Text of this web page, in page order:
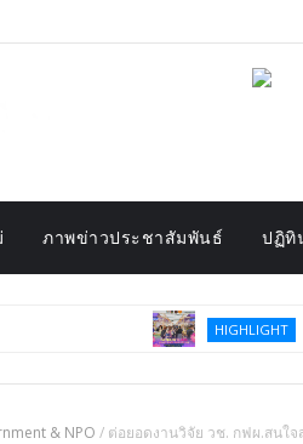
ภาพข่าวประชาสัมพันธ์ ปฏิทิ
HIGHLIGHT
โค้งสุดท้าย
& NPO / ต่อยอดงานวิจัย วช. กฟผ.สนใ